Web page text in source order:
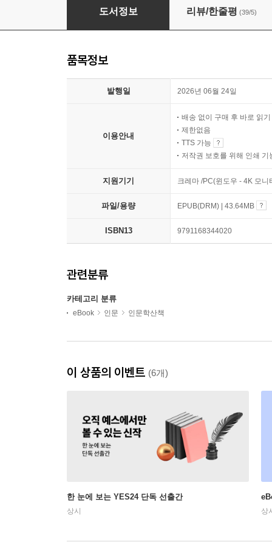
모럴 앰비션
도서정보 리뷰/한줄평 (39/5)
품목정보
발행일 2026년 06월 24일
이용안내
배송 없이 구매 후 바로 읽기
제한없음
TTS 가능
저작권 보호를 위해 인쇄 기
지원기기 크레마 /PC(윈도우 - 4K 모
파일/용량 EPUB(DRM) | 43.64MB
ISBN13 9791168344020
관련분류
카테고리 분류
eBook 인문 인문학산책
이 상품의 이벤트 (6개)
한 눈에 보는 YES24 단독 선출간
상시 상